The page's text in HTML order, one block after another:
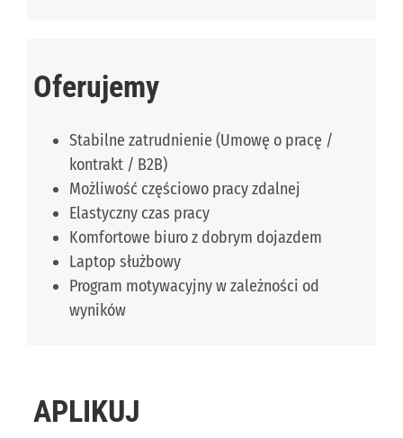
Oferujemy
Stabilne zatrudnienie (Umowę o pracę /
kontrakt / B2B)
Możliwość częściowo pracy zdalnej
Elastyczny czas pracy
Komfortowe biuro z dobrym dojazdem
Laptop służbowy
Program motywacyjny w zależności od
wyników
APLIKUJ